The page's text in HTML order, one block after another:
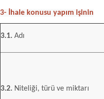
3- İhale konusu yapım işinin
3.1. Adı
3.2. Niteliği, türü ve miktarı